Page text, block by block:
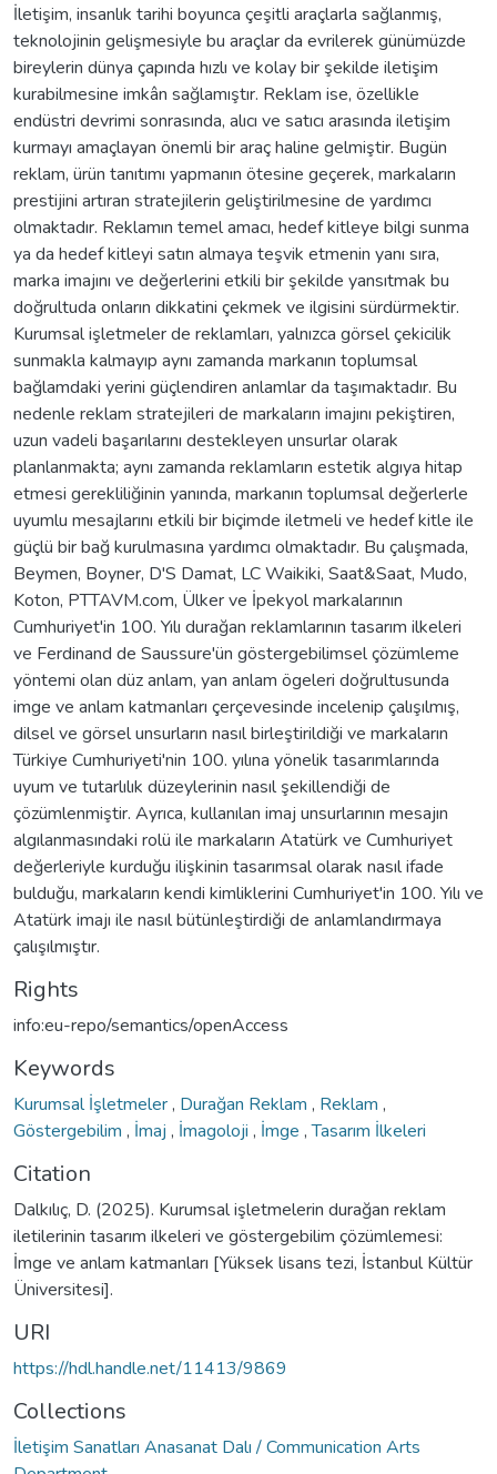
İletişim, insanlık tarihi boyunca çeşitli araçlarla sağlanmış,
teknolojinin gelişmesiyle bu araçlar da evrilerek günümüzde
bireylerin dünya çapında hızlı ve kolay bir şekilde iletişim
kurabilmesine imkân sağlamıştır. Reklam ise, özellikle
endüstri devrimi sonrasında, alıcı ve satıcı arasında iletişim
kurmayı amaçlayan önemli bir araç haline gelmiştir. Bugün
reklam, ürün tanıtımı yapmanın ötesine geçerek, markaların
prestijini artıran stratejilerin geliştirilmesine de yardımcı
olmaktadır. Reklamın temel amacı, hedef kitleye bilgi sunma
ya da hedef kitleyi satın almaya teşvik etmenin yanı sıra,
marka imajını ve değerlerini etkili bir şekilde yansıtmak bu
doğrultuda onların dikkatini çekmek ve ilgisini sürdürmektir.
Kurumsal işletmeler de reklamları, yalnızca görsel çekicilik
sunmakla kalmayıp aynı zamanda markanın toplumsal
bağlamdaki yerini güçlendiren anlamlar da taşımaktadır. Bu
nedenle reklam stratejileri de markaların imajını pekiştiren,
uzun vadeli başarılarını destekleyen unsurlar olarak
planlanmakta; aynı zamanda reklamların estetik algıya hitap
etmesi gerekliliğinin yanında, markanın toplumsal değerlerle
uyumlu mesajlarını etkili bir biçimde iletmeli ve hedef kitle ile
güçlü bir bağ kurulmasına yardımcı olmaktadır. Bu çalışmada,
Beymen, Boyner, D'S Damat, LC Waikiki, Saat&Saat, Mudo,
Koton, PTTAVM.com, Ülker ve İpekyol markalarının
Cumhuriyet'in 100. Yılı durağan reklamlarının tasarım ilkeleri
ve Ferdinand de Saussure'ün göstergebilimsel çözümleme
yöntemi olan düz anlam, yan anlam ögeleri doğrultusunda
imge ve anlam katmanları çerçevesinde incelenip çalışılmış,
dilsel ve görsel unsurların nasıl birleştirildiği ve markaların
Türkiye Cumhuriyeti'nin 100. yılına yönelik tasarımlarında
uyum ve tutarlılık düzeylerinin nasıl şekillendiği de
çözümlenmiştir. Ayrıca, kullanılan imaj unsurlarının mesajın
algılanmasındaki rolü ile markaların Atatürk ve Cumhuriyet
değerleriyle kurduğu ilişkinin tasarımsal olarak nasıl ifade
bulduğu, markaların kendi kimliklerini Cumhuriyet'in 100. Yılı ve
Atatürk imajı ile nasıl bütünleştirdiği de anlamlandırmaya
çalışılmıştır.
Rights
info:eu-repo/semantics/openAccess
Keywords
Kurumsal İşletmeler, Durağan Reklam , Reklam ,
Göstergebilim , İmaj , İmagoloji , İmge ,Tasarım İlkeleri
Citation
Dalkılıç, D. (2025). Kurumsal işletmelerin durağan reklam
iletilerinin tasarım ilkeleri ve göstergebilim çözümlemesi:
İmge ve anlam katmanları [Yüksek lisans tezi, İstanbul Kültür
Üniversitesi].
URI
https://hdl.handle.net/11413/9869
Collections
İletişim Sanatları Anasanat Dalı / Communication Arts